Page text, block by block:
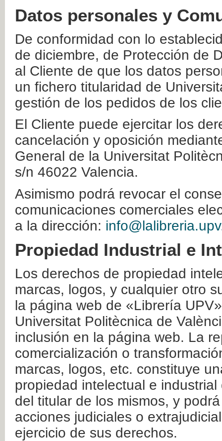
Datos personales y
De conformidad con lo
de diciembre, de Protección de
al Cliente de que los datos
un fichero titularidad de
gestión de los pedidos de los
El Cliente puede ejercitar los
cancelación y oposición
General de la Universitat
s/n 46022 Valencia.
Asimismo podrá revocar el
comunicaciones comerciales
a la dirección:
Propiedad Industrial e
Los derechos de propiedad
marcas, logos, y cualquier otro
la página web de «Librería
Universitat Politècnica de
inclusión en la página web. La
comercialización o
marcas, logos, etc. constituye
propiedad intelectual e
del titular de los mismos, y
acciones judiciales o
ejercicio de sus derechos.